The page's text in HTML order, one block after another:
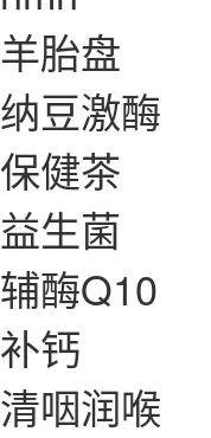
羊胎盘
纳豆激酶
保健茶
益生菌
辅酶Q10
补钙
清咽润喉